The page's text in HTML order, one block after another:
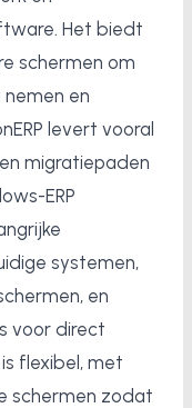
Het biedt
schermen om
en
levert vooral
migratiepaden
ERP
systemen,
en
voor direct
flexibel, met
schermen zodat